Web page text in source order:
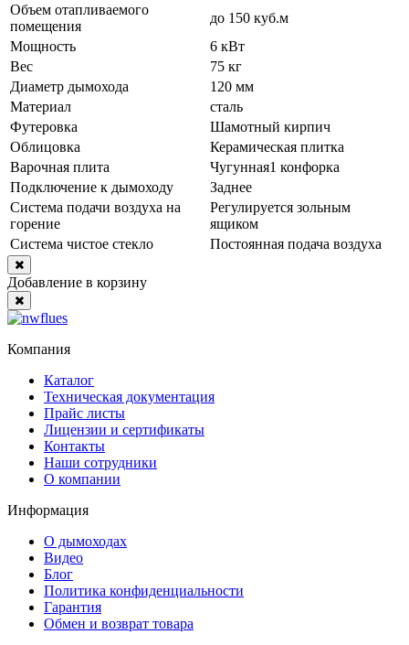
Объем отапливаемого
помещения
до 150 куб.м
Мощность
6 кВт
Вес
75 кг
Диаметр дымохода
120 мм
Материал
сталь
Футеровка
Шамотный кирпич
Облицовка
Керамическая плитка
Варочная плита
Чугунная1 конфорка
Подключение к дымоходу
Заднее
Система подачи воздуха на
горение
Регулируется зольным
ящиком
Система чистое стекло
Постоянная подача воздуха
Close
Добавление в корзину
Close
Компания
Каталог
Техническая документация
Прайс листы
Лицензии и сертификаты
Контакты
Наши сотрудники
О компании
Информация
О дымоходах
Видео
Блог
Политика конфиденциальности
Гарантия
Обмен и возврат товара